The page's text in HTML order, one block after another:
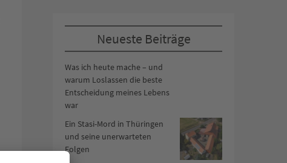
Neueste Beiträge
Was ich heute mache – und
warum Loslassen die beste
Entscheidung meines Lebens
war
Ein Stasi-Mord in Thüringen
und seine unerwarteten
Folgen